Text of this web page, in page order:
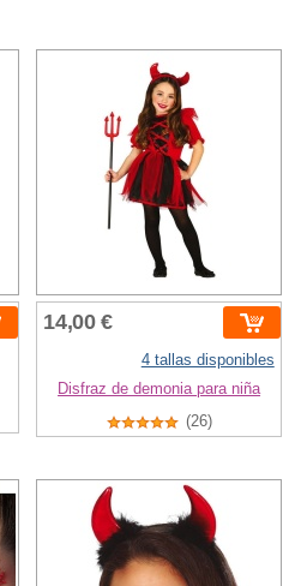
14,00 €
4 tallas disponibles
Disfraz de demonia para niña
(26)